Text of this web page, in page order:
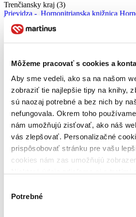
Môžeme pracovať s cookies a
Aby sme vedeli, ako sa na našom
zobraziť tie najlepšie tipy na knihy,
sú naozaj potrebné a bez nich by
nefungovala. Okrem toho
nám umožňujú zisťovať, ako náš
vás zlepšovať. Personalizačné
prispôsobovať stránku pre vašu
cookies nám zas umožňujú
Ďakujeme!
súhlasu
Potrebné
Trenčiansky kraj (3)
Prievidza - Hornonitrianska knižnica
Mestská knižnica
Rešetku Verejná kn. M. Rešetku
Galanta -Galantská knižnica Galantská
knižnica
Mestská kn. Senica - Záhorská
Sereď -Mestská knižnica Mestská kn.
Mestská kn. Trnava -Knižnica J.
Žilinský kraj (6)
Čadca -Kysucká knižnica Kysucká kn.
knižnica A. Habovštiaka Oravská kn. A.
Nové Mesto -Mestská knižnica Mestská
Liptovská knižnica G. F. Belopotockého
Belopotockého Martin -Turčianska
Krajská knižnica Krajská kn.
nájdetezoznam všetkých viac ako 200